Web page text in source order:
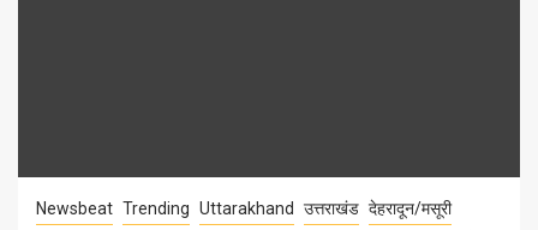
Newsbeat Trending Uttarakhand उत्तराखंड देहरादून/मसूरी